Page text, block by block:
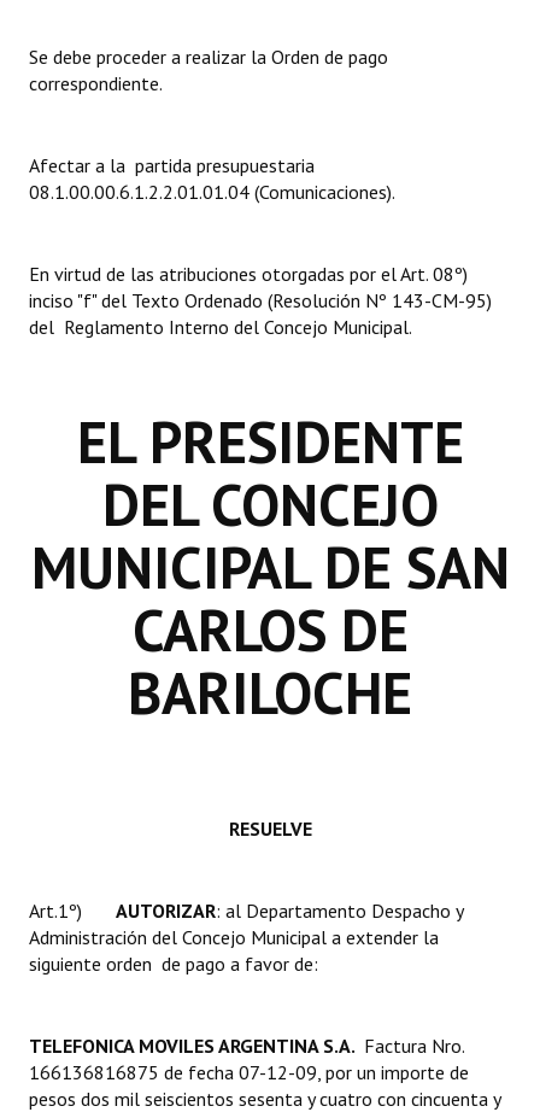
Resoluciones de Presidencia
Antiguos Pobladores
Registros y Distinciones
Datos Históricos
Audiencias Públicas - Registro
Mujeres que Dejaron Huellas - Registro
Periodistas Decanos - Registro
Ciudadano Ilustre - Registro
Banca del Vecino - Registro
Antiguos Pobladores - Registro
REFORMA DE LA CARTA ORGÁNICA
Se debe proceder a realizar la Orden de pago
correspondiente.
Afectar a la partida presupuestaria
08.1.00.00.6.1.2.2.01.01.04 (Comunicaciones).
En virtud de las atribuciones otorgadas por el Art. 08º)
inciso "f" del Texto Ordenado (Resolución Nº 143-CM-95)
del Reglamento Interno del Concejo Municipal.
EL PRESIDENTE
DEL CONCEJO
MUNICIPAL DE SAN
CARLOS DE
BARILOCHE
RESUELVE
Art.1º) AUTORIZAR: al Departamento Despacho y
Administración del Concejo Municipal a extender la
siguiente orden de pago a favor de:
TELEFONICA MOVILES ARGENTINA S.A. Factura Nro.
166136816875 de fecha 07-12-09, por un importe de
pesos dos mil seiscientos sesenta y cuatro con cincuenta y